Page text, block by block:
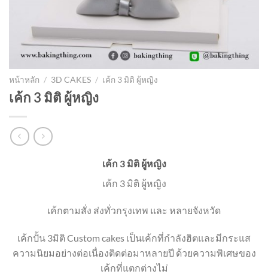
หน้าหลัก / 3D CAKES / เค้ก 3 มิติ ผู้หญิง
เค้ก 3 มิติ ผู้หญิง
เค้ก 3 มิติ ผู้หญิง
เค้ก 3 มิติ ผู้หญิง
เค้กตามสั่ง ส่งทั่วกรุงเทพ และ หลายจังหวัด
เค้กปั้น 3มิติ Custom cakes เป็นเค้กที่กำลังฮิตและมีกระแส
ความนิยมอย่างต่อเนื่องติดต่อมาหลายปี ด้วยความพิเศษของ
เค้กที่แตกต่างไม่